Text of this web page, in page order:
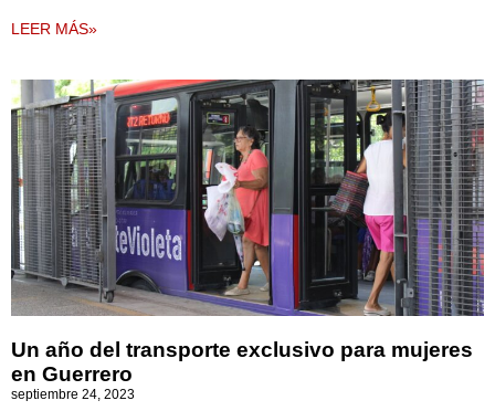
LEER MÁS»
Un año del transporte exclusivo para mujeres
en Guerrero
septiembre 24, 2023